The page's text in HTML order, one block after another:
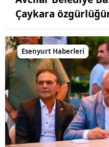
Çaykara
Esenyurt Haberleri